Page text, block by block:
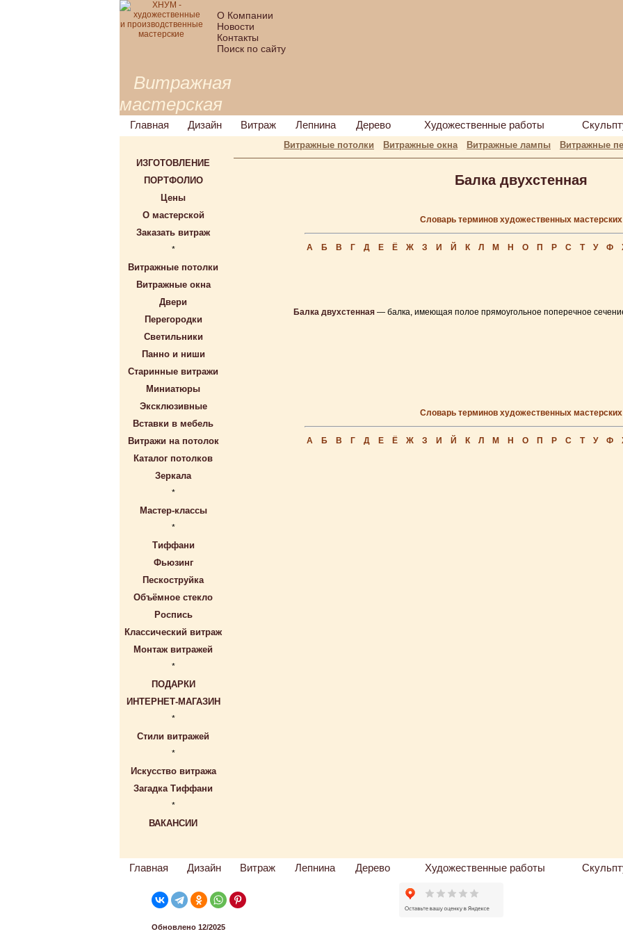
О Компании
Новости
Контакты
Поиск по сайту
Витражная
мастерская
Главная
Дизайн Витраж Лепнина Дерево Художественные работы
Витражные потолки Витражные окна Витражные лампы Витражные
ИЗГОТОВЛЕНИЕ
ПОРТФОЛИО
Цены
О мастерской
Заказать витраж
*
Витражные потолки
Витражные окна
Двери
Перегородки
Светильники
Панно и ниши
Старинные витражи
Миниатюры
Эксклюзивные
Вставки в мебель
Витражи на потолок
Каталог потолков
Зеркала
*
Мастер-классы
*
Тиффани
Фьюзинг
Пескоструйка
Объёмное стекло
Роспись
Классический витраж
Монтаж витражей
*
ПОДАРКИ
ИНТЕРНЕТ-МАГАЗИН
*
Стили витражей
*
Искусство витража
Загадка Тиффани
*
ВАКАНСИИ
Балка двухстенная
Словарь терминов художественных мастерских
А Б В Г Д Е Ё Ж З И Й К Л М Н О П Р С Т У Ф
Балка двухстенная — балка, имеющая полое прямоугольное поперечное
Словарь терминов художественных мастерских
А Б В Г Д Е Ё Ж З И Й К Л М Н О П Р С Т У Ф
Главная Дизайн Витраж Лепнина Дерево Художественные работы
Обновлено 12/2025